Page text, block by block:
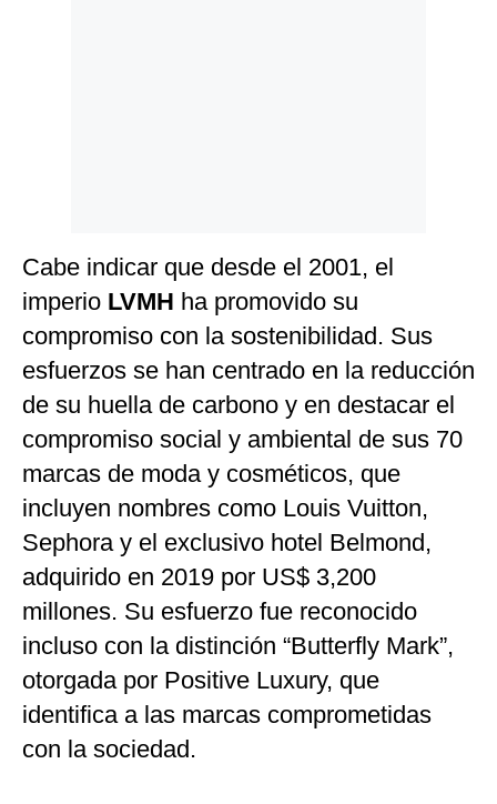
Cabe indicar que desde el 2001, el
imperio LVMH ha promovido su
compromiso con la sostenibilidad. Sus
esfuerzos se han centrado en la reducción
de su huella de carbono y en destacar el
compromiso social y ambiental de sus 70
marcas de moda y cosméticos, que
incluyen nombres como Louis Vuitton,
Sephora y el exclusivo hotel Belmond,
adquirido en 2019 por US$ 3,200
millones. Su esfuerzo fue reconocido
incluso con la distinción “Butterfly Mark”,
otorgada por Positive Luxury, que
identifica a las marcas comprometidas
con la sociedad.